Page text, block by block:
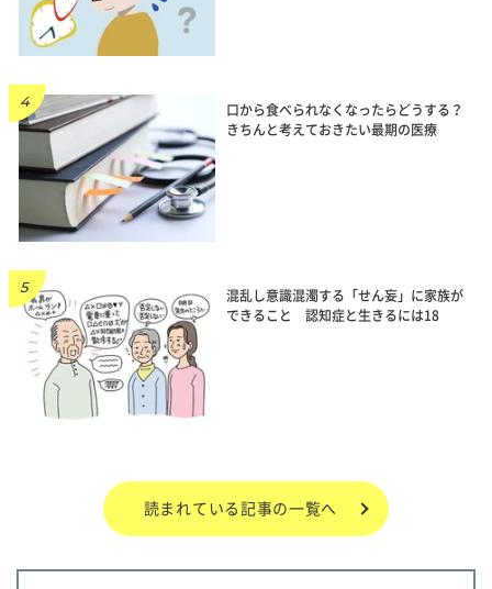
口から食べられなくなったらどうする？
きちんと考えておきたい最期の医療
混乱し意識混濁する「せん妄」に家族が
できること 認知症と生きるには18
読まれている記事の一覧へ